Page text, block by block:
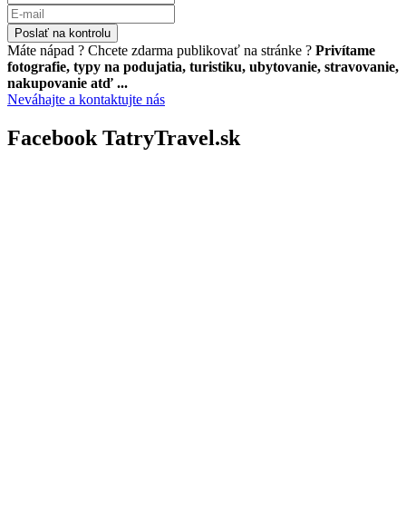
Poslať na kontrolu
Máte nápad ? Chcete zdarma publikovať na stránke ? Privítame
fotografie, typy na podujatia, turistiku, ubytovanie, stravovanie,
nakupovanie atď ...
Neváhajte a kontaktujte nás
Facebook TatryTravel.sk